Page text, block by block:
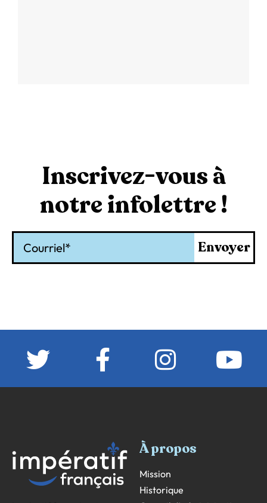
Inscrivez-vous à
notre infolettre !
Envoyer
À propos
Mission
Historique